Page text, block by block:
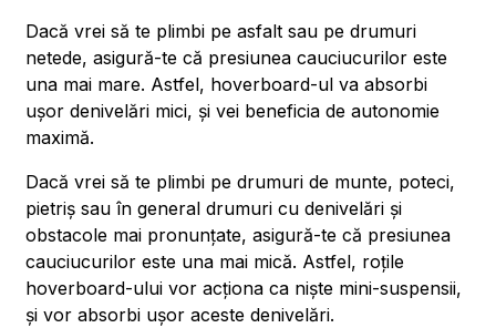
Dacă vrei să te plimbi pe asfalt sau pe drumuri
netede, asigură-te că presiunea cauciucurilor este
una mai mare. Astfel, hoverboard-ul va absorbi
ușor denivelări mici, și vei beneficia de autonomie
maximă.
Dacă vrei să te plimbi pe drumuri de munte, poteci,
pietriș sau în general drumuri cu denivelări și
obstacole mai pronunțate, asigură-te că presiunea
cauciucurilor este una mai mică. Astfel, roțile
hoverboard-ului vor acționa ca niște mini-suspensii,
și vor absorbi ușor aceste denivelări.